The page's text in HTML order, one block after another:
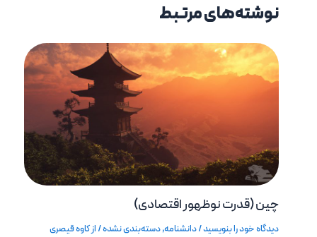
نوشته‌های مرتبط
چین (قدرت نوظهور اقتصادی)
دیدگاه‌ خود را بنویسید/دانشنامه,دسته‌بندی نشده/ ازکاوه قیصری